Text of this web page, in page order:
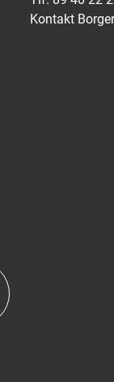
Kontakt